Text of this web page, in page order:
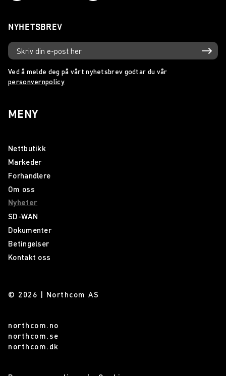
NYHETSBREV
Ved å melde deg på vårt nyhetsbrev godtar du vår
personvernpolicy
MENY
Nettbutikk
Markeder
Forhandlere
Om oss
Nyheter
SD-WAN
Dokumenter
Betingelser
Kontakt oss
© 2026 | Northcom AS
northcom.no
northcom.se
northcom.dk